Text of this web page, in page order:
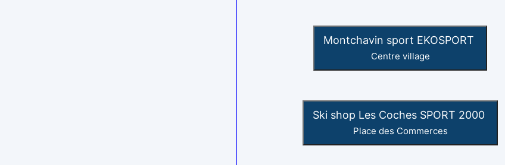
Montchavin sport EKOSPORT
Centre village
Ski shop Les Coches SPORT 2000
Place des Commerces